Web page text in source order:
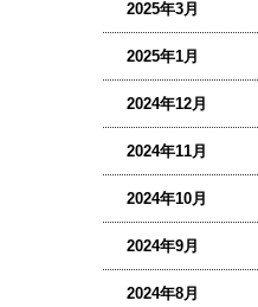
2025年3月
2025年1月
2024年12月
2024年11月
2024年10月
2024年9月
2024年8月